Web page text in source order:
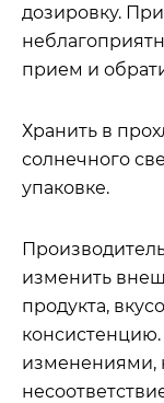
дозировку.
прием и
Хранить в
солнечного
упаковке.
изменить
продукта,
изменениями,